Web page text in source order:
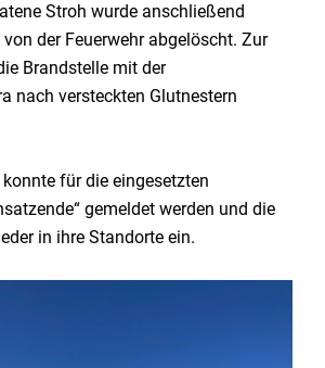
Stroh wurde anschließend
der Feuerwehr abgelöscht. Zur
Brandstelle mit der
nach versteckten Glutnestern
konnte für die eingesetzten
gemeldet werden und die
in ihre Standorte ein.